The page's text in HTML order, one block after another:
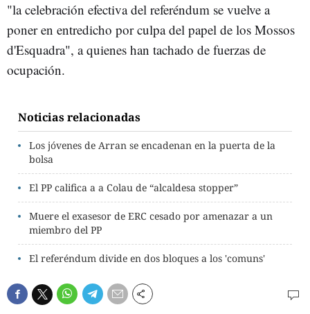
"la celebración efectiva del referéndum se vuelve a
poner en entredicho por culpa del papel de los Mossos
d'Esquadra", a quienes han tachado de fuerzas de
ocupación.
Noticias relacionadas
Los jóvenes de Arran se encadenan en la puerta de la
bolsa
El PP califica a a Colau de “alcaldesa stopper”
Muere el exasesor de ERC cesado por amenazar a un
miembro del PP
El referéndum divide en dos bloques a los 'comuns'